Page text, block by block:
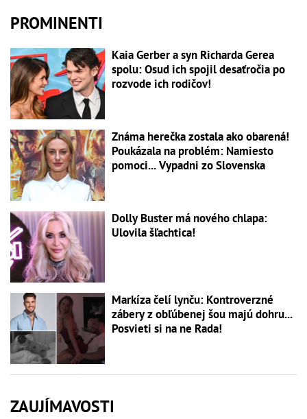
PROMINENTI
Kaia Gerber a syn Richarda Gerea
spolu: Osud ich spojil desaťročia po
rozvode ich rodičov!
Známa herečka zostala ako obarená!
Poukázala na problém: Namiesto
pomoci... Vypadni zo Slovenska
Dolly Buster má nového chlapa:
Ulovila šľachtica!
Markíza čelí lynču: Kontroverzné
zábery z obľúbenej šou majú dohru...
Posvieti si na ne Rada!
ZAUJÍMAVOSTI